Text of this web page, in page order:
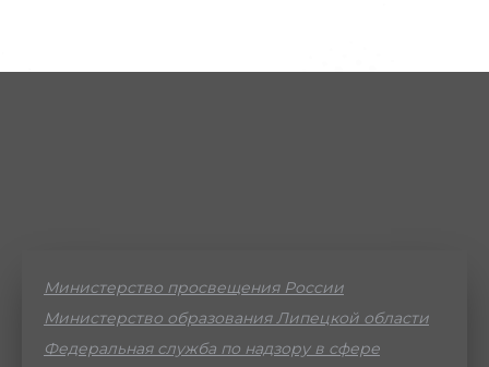
Министерство просвещения России
Министерство образования Липецкой области
Федеральная служба по надзору в сфере